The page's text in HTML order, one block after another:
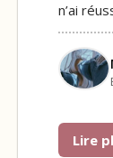
n’ai
Lire